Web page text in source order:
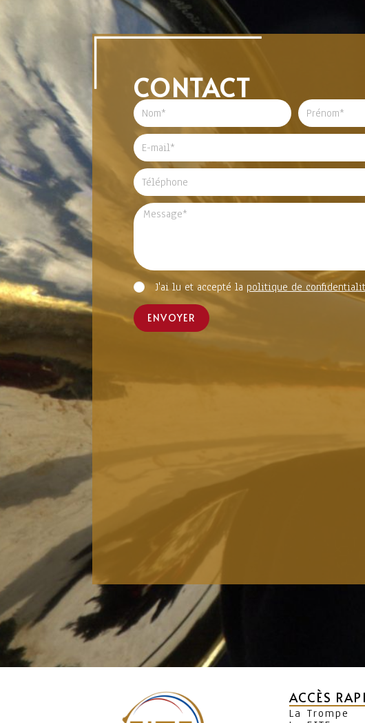
CONTACT
J'ai lu et accepté la politique de
ENVOYER
ACCÈS
La Trompe